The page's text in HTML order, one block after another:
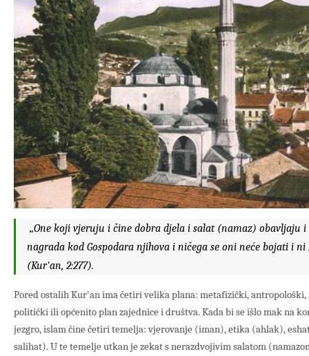
„One koji vjeruju i čine dobra djela i salat (namaz) obavljaju
nagrada kod Gospodara njihova i ničega se oni neće bojati i
(Kur'an, 2:277).
Pored ostalih Kur'an ima četiri velika plana: metafizički,
politički ili općenito plan zajednice i društva. Kada bi se išlo mak na
jezgro, islam čine četiri temelja: vjerovanje (iman), etika (ahlak),
salihat). U te temelje utkan je zekat s nerazdvojivim salatom